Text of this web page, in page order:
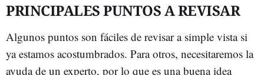
PRINCIPALES PUNTOS A REVISAR
Algunos puntos son fáciles de revisar a simple vista si
ya estamos acostumbrados. Para otros, necesitaremos la
ayuda de un experto, por lo que es una buena idea